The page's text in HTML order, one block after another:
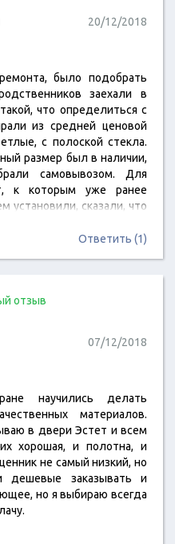
20/12/2018
было подобрать
заехали в
что определиться с
из средней ценовой
с полоской стекла.
размер был в наличии,
самовывозом. Для
к которым уже ранее
установили, сказали, что
отношении. Спасибо,
Ответить (1)
отзыв
07/12/2018
научились делать
материалов.
в двери Эстет и всем
хорошая, и полотна, и
не самый низкий, но
заказывать и
но я выбираю всегда